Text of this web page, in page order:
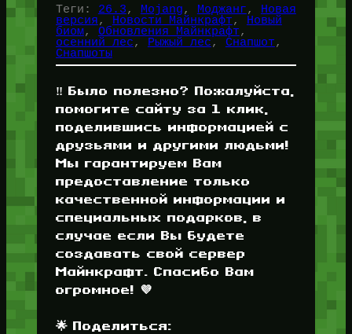
Теги: 26.3, Mojang, Моджанг,
Новая
версия, Новости Майнкрафт,
Новый
биом, Обновления Майнкрафт
осенний лес, Рыжый лес, Снапшот
Снапшоты
‼️ Было полезно? Пожалуйста,
помогите сайту за 1 клик,
поделившись информацией с
друзьями и другими людьми!
Мы гарантируем Вам
предоставление только
качественной информации и
специальных подарков, в
случае если Вы будете
создавать свой сервер
Майнкрафт. Спасибо Вам
огромное! 💜
🌟 Поделиться: